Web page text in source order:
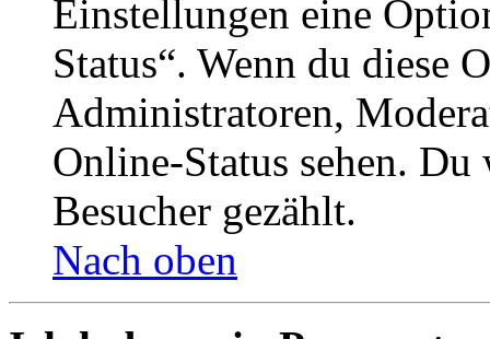
Einstellungen eine
Status“. Wenn du diese
Administratoren,
Online-Status sehen.
Besucher gezählt.
Nach oben